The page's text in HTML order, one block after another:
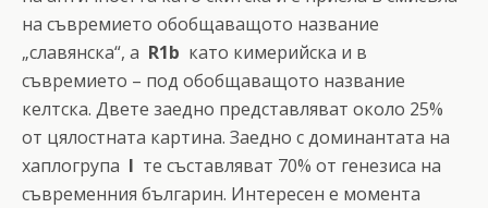
на съвремието обобщаващото название
„славянска“, а R1b като кимерийска и в
съвремието – под обобщаващото название
келтска. Двете заедно представляват около 25%
от цялостната картина. Заедно с доминантата на
хаплогрупа I те съставляват 70% от генезиса на
съвременния българин. Интересен е момента